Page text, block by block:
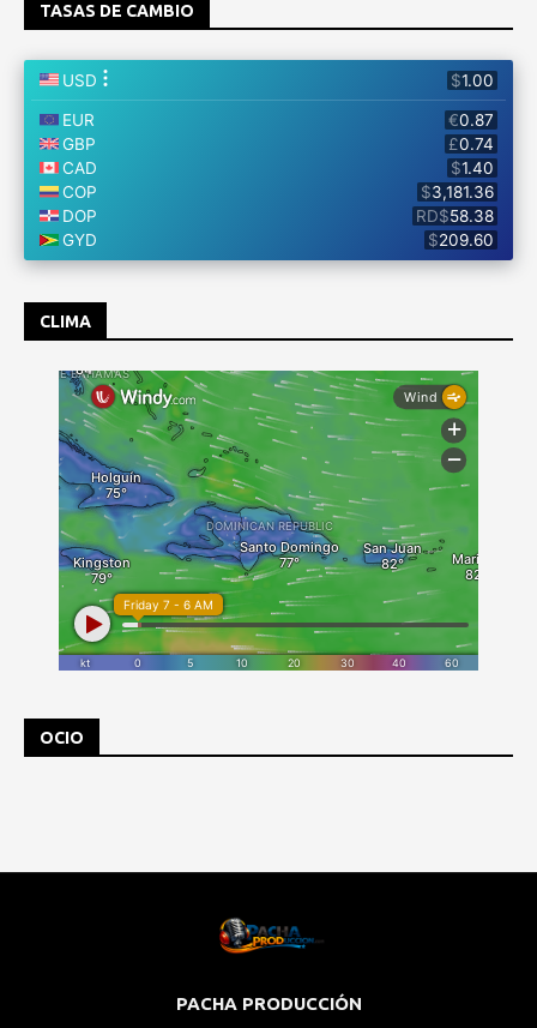
TASAS DE CAMBIO
CLIMA
OCIO
PACHA PRODUCCIÓN